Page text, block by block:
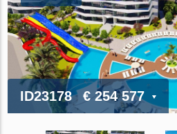
ID23178 € 254 577